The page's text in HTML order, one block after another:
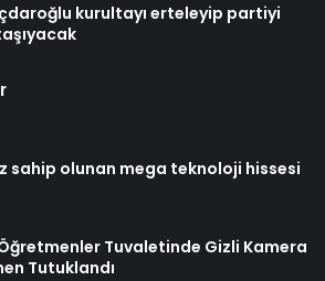
kurultayı erteleyip partiyi
sahip olunan mega teknoloji hissesi
Tuvaletinde Gizli Kamera
Tutuklandı